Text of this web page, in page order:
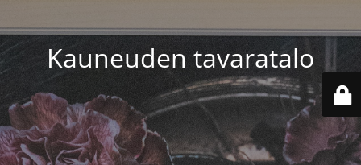
Kauneuden tavaratalo